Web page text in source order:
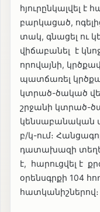
հյուրընկալվել է
բարկացած,
տակ, գնացել ու
վիճաբանել է
որովայնի,
պատճառել
կտրած-ծակած
շրջանի կտրած-
կենսաբանական
բ/կ-ում։
դատախազի
է, հարուցվել է
օրենսգրքի 104
հատկանիշներով։